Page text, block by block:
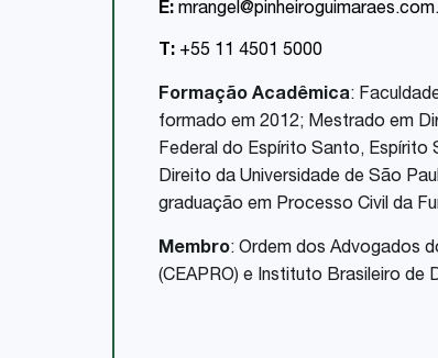
E:
T: +55 11 4501 5000
Formação Acadêmica:
formado em 2012; Mestrado em
Federal do Espírito Santo, Espírito
Direito da Universidade de São
graduação em Processo Civil da
Membro: Ordem dos Advogados
(CEAPRO) e Instituto Brasileiro de